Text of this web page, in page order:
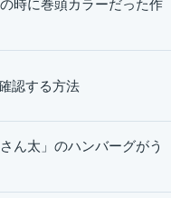
時に巻頭カラーだった作
認する方法
ん太」のハンバーグがう